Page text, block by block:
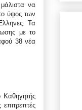
να
ύψος των
Τα
με το
38 νέα
Καθηγητής